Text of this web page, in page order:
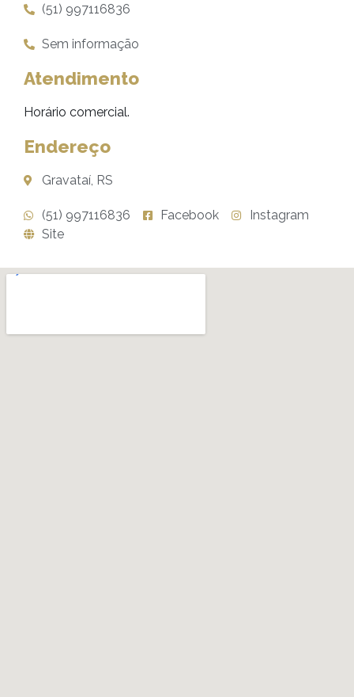
(51) 997116836
Sem informação
Atendimento
Horário comercial.
Endereço
Gravataí, RS
(51) 997116836 Facebook
Instagram
Site